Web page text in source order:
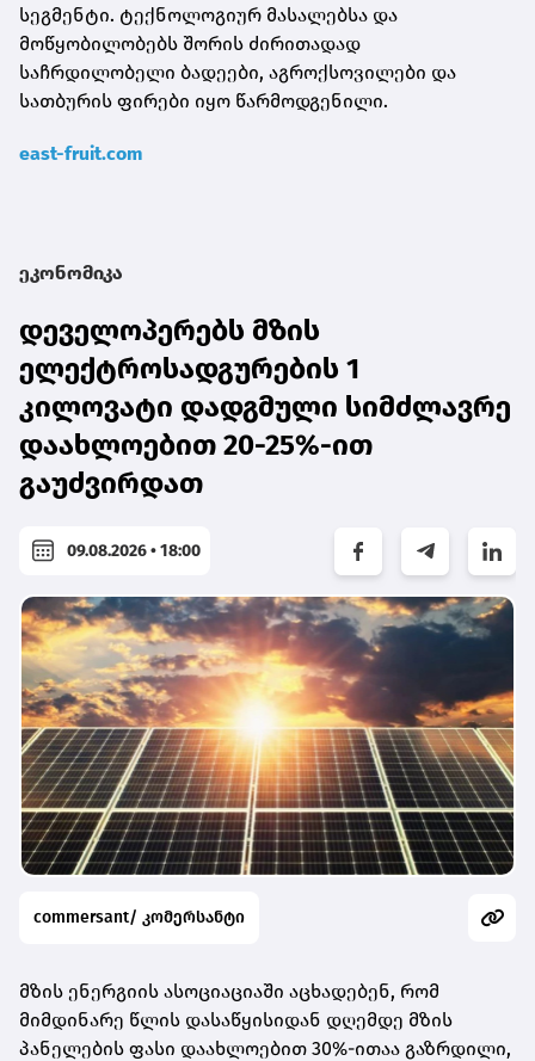
სეგმენტი. ტექნოლოგიურ მასალებსა და
მოწყობილობებს შორის ძირითადად
საჩრდილობელი ბადეები, აგროქსოვილები და
სათბურის ფირები იყო წარმოდგენილი.
east-fruit.com
ეკონომიკა
დეველოპერებს მზის
ელექტროსადგურების 1
კილოვატი დადგმული სიმძლავრე
დაახლოებით 20-25%-ით
გაუძვირდათ
09.08.2026 • 18:00
commersant/ კომერსანტი
მზის ენერგიის ასოციაციაში აცხადებენ, რომ
მიმდინარე წლის დასაწყისიდან დღემდე მზის
პანელების ფასი დაახლოებით 30%-ითაა გაზრდილი,